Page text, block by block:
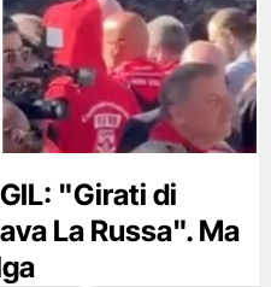
"Girati di
La Russa". Ma